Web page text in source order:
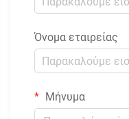
Όνομα εταιρείας
Μήνυμα